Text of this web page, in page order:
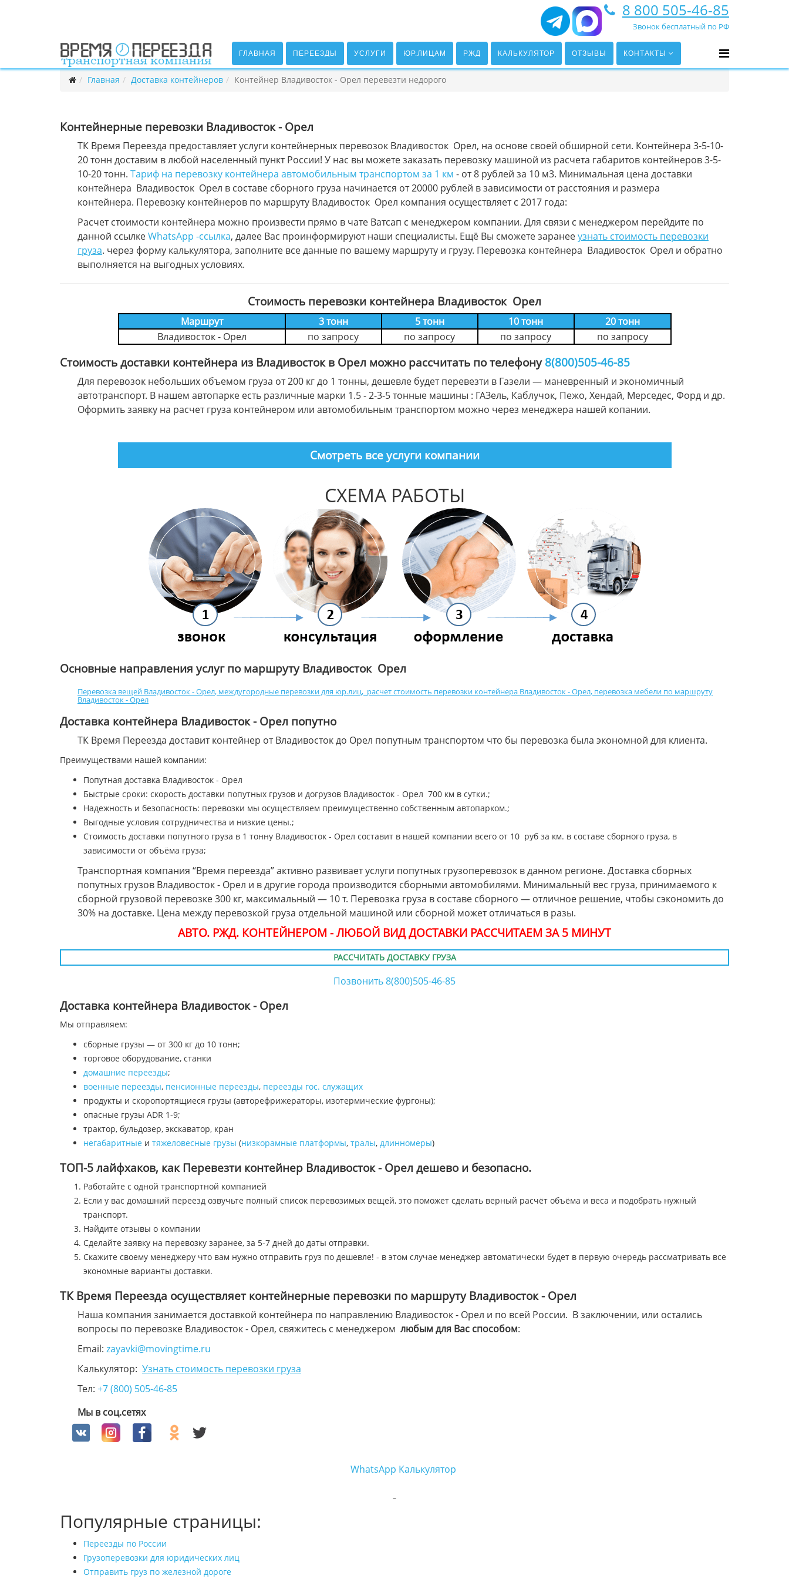
8 800 505-46-85
Звонок бесплатный по РФ
ГЛАВНАЯ ПЕРЕЕЗДЫ УСЛУГИ ЮР.ЛИЦАМ РЖД КАЛЬКУЛЯТОР ОТЗЫВЫ КОНТАКТЫ
Главная Доставка контейнеров Контейнер Владивосток - Орел перевезти недорого
Контейнерные перевозки Владивосток - Орел
ТК Время Переезда предоставляет услуги контейнерных перевозок Владивосток Орел, на основе своей обширной сети. Контейнера 3-5-10-
20 тонн доставим в любой населенный пункт России! У нас вы можете заказать перевозку машиной из расчета габаритов контейнеров 3-5-
10-20 тонн. Тариф на перевозку контейнера автомобильным транспортом за 1 км - от 8 рублей за 10 м3. Минимальная цена доставки
контейнера Владивосток Орел в составе сборного груза начинается от 20000 рублей в зависимости от расстояния и размера
контейнера. Перевозку контейнеров по маршруту Владивосток Орел компания осуществляет с 2017 года:
Расчет стоимости контейнера можно произвести прямо в чате Ватсап с менеджером компании. Для связи с менеджером перейдите по
данной ссылкеWhatsApp -ссылка, далее Вас проинформируют наши специалисты. Ещё Вы сможете заранееузнать стоимость перевозки
груза. через форму калькулятора, заполните все данные по вашему маршруту и грузу. Перевозка контейнера Владивосток Орел и обратно
выполняется на выгодных условиях.
Стоимость перевозки контейнера Владивосток Орел
Маршрут 3 тонн 5 тонн 10 тонн
20 тонн
Владивосток - Орел
по запросу по запросу по запросу по запросу
Стоимость доставки контейнера из Владивосток в Орел можно рассчитать по телефону 8(800)505-46-85
Для перевозок небольших объемом груза от 200 кг до 1 тонны, дешевле будет перевезти в Газели — маневренный и экономичный
автотранспорт. В нашем автопарке есть различные марки 1.5 - 2-3-5 тонные машины : ГАЗель, Каблучок, Пежо, Хендай, Мерседес, Форд и др.
Оформить заявку на расчет груза контейнером или автомобильным транспортом можно через менеджера нашей копании.
Смотреть все услуги компании
СХЕМА РАБОТЫ
Основные направления услуг по маршруту Владивосток Орел
Перевозка вещей Владивосток - Орел, междугородные перевозки для юр.лиц, расчет стоимость перевозки контейнера Владивосток - Орел, перевозка мебели по маршруту
Владивосток - Орел
Доставка контейнера Владивосток - Орел попутно
ТК Время Переезда доставит контейнер от Владивосток до Орел попутным транспортом что бы перевозка была экономной для клиента.
Преимуществами нашей компании:
Попутная доставка Владивосток - Орел
Быстрые сроки: скорость доставки попутных грузов и догрузов Владивосток - Орел 700 км в сутки.;
Надежность и безопасность: перевозки мы осуществляем преимущественно собственным автопарком.;
Выгодные условия сотрудничества и низкие цены.;
Стоимость доставки попутного груза в 1 тонну Владивосток - Орел составит в нашей компании всего от 10 руб за км. в составе сборного груза, в
зависимости от объёма груза;
Транспортная компания “Время переезда” активно развивает услуги попутных грузоперевозок в данном регионе. Доставка сборных
попутных грузов Владивосток - Орел и в другие города производится сборными автомобилями. Минимальный вес груза, принимаемого к
сборной грузовой перевозке 300 кг, максимальный — 10 т. Перевозка груза в составе сборного — отличное решение, чтобы сэкономить до
30% на доставке. Цена между перевозкой груза отдельной машиной или сборной может отличаться в разы.
АВТО. РЖД. КОНТЕЙНЕРОМ - ЛЮБОЙ ВИД ДОСТАВКИ РАССЧИТАЕМ ЗА 5 МИНУТ
РАССЧИТАТЬ ДОСТАВКУ ГРУЗА
Позвонить 8(800)505-46-85
Доставка контейнера Владивосток - Орел
Мы отправляем:
сборные грузы — от 300 кг до 10 тонн;
торговое оборудование, станки
домашние переезды;
военные переезды, пенсионные переезды, переезды гос. служащих
продукты и скоропортящиеся грузы (авторефрижераторы, изотермические фургоны);
опасные грузы ADR 1-9;
трактор, бульдозер, экскаватор, кран
негабаритные и тяжеловесные грузы (низкорамные платформы, тралы, длинномеры)
ТОП-5 лайфхаков, как Перевезти контейнер Владивосток - Орел дешево и безопасно.
Работайте с одной транспортной компанией
Если у вас домашний переезд озвучьте полный список перевозимых вещей, это поможет сделать верный расчёт объёма и веса и подобрать нужный
транспорт.
Найдите отзывы о компании
Сделайте заявку на перевозку заранее, за 5-7 дней до даты отправки.
Скажите своему менеджеру что вам нужно отправить груз по дешевле! - в этом случае менеджер автоматически будет в первую очередь рассматривать все
экономные варианты доставки.
ТК Время Переезда осуществляет контейнерные перевозки по маршруту Владивосток - Орел
Наша компания занимается доставкой контейнера по направлению Владивосток - Орел и по всей России. В заключении, или остались
вопросы по перевозке Владивосток - Орел, свяжитесь с менеджером любым для Вас способом:
Email: zayavki@movingtime.ru
Калькулятор: Узнать стоимость перевозки груза
Тел: +7 (800) 505-46-85
Мы в соц.сетях
WhatsApp Калькулятор
Популярные страницы:
Переезды по России
Грузоперевозки для юридических лиц
Отправить груз по железной дороге